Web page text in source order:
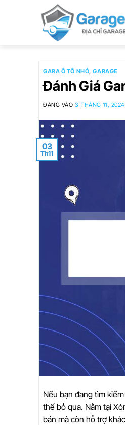
GARA Ô TÔ NHỎ,GARAGE
Đánh Giá
ĐĂNG VÀO3 THÁNG 11, 2024
03
Th11
Nếu bạn đang tìm
thể bỏ qua. Nằm tại
bản mà còn hỗ trợ